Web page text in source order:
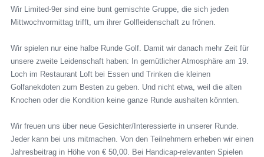
GOLFAKADEMIE
MANNSCHAFTEN
GOLFSHOP
GOLF & NATUR
HOTEL KOOPERATIONEN
FITTING CENTER CLUBFIXX
TRACKMAN
TRACKMAN
ABO
GOLF
GOLF ANFANGEN
GOLF LERNEN
Wir Limited-9er sind eine bunt gemischte Gruppe, die sich jeden
Mittwochvormittag trifft, um ihrer Golfleidenschaft zu frönen.
Wir spielen nur eine halbe Runde Golf. Damit wir danach mehr Zeit für
unsere zweite Leidenschaft haben: In gemütlicher Atmosphäre am 19.
Loch im Restaurant Loft bei Essen und Trinken die kleinen
Golfanekdoten zum Besten zu geben. Und nicht etwa, weil die alten
Knochen oder die Kondition keine ganze Runde aushalten könnten.
Wir freuen uns über neue Gesichter/Interessierte in unserer Runde.
Jeder kann bei uns mitmachen. Von den Teilnehmern erheben wir einen
Jahresbeitrag in Höhe von € 50,00. Bei Handicap-relevanten Spielen